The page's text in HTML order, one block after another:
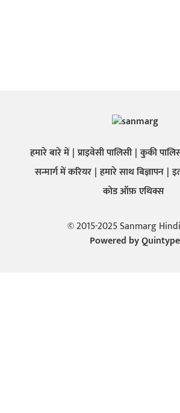
हमारे बारे में प्राइवेसी पालिसी कुकी
सन्मार्ग में करियर हमारे साथ बिज्ञापन
कोड ऑफ़ एथिक्स
© 2015-2025 Sanmarg
Powered byQuintype